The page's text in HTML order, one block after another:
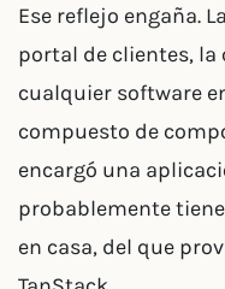
Ese reflejo engaña.
portal de clientes, la
cualquier software
compuesto de
encargó una
probablemente
en casa, del que